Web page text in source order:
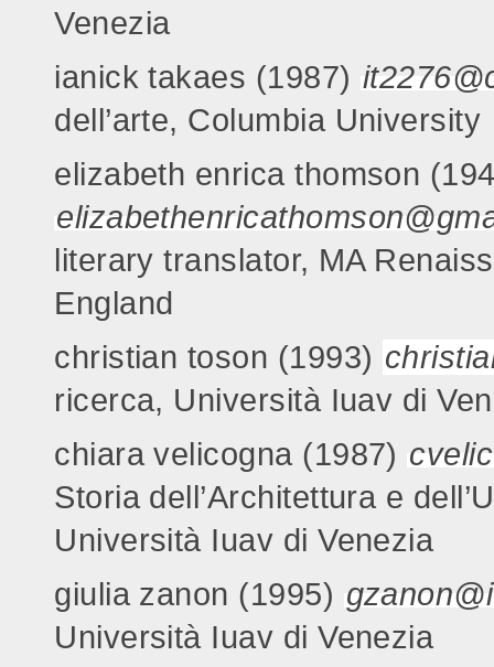
Venezia
ianick takaes (1987)
dell’arte, Columbia University
elizabeth enrica thomson
literary translator, MA
England
christian toson (1993)
ricerca, Università Iuav di
chiara velicogna (1987)
Storia dell’Architettura e
Università Iuav di Venezia
giulia zanon (1995)
Università Iuav di Venezia